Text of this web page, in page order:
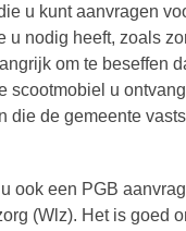
u kunt aanvragen
nodig heeft, zoals
om te beseffen
scootmobiel u
die de gemeente
ook een PGB
(Wlz). Het is goed